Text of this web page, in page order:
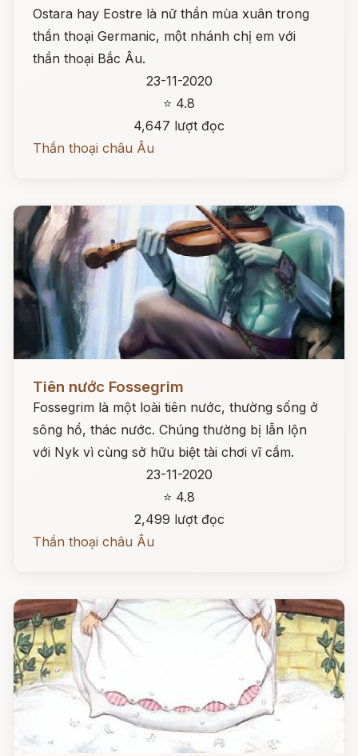
Ostara hay Eostre là nữ thần mùa xuân trong
thần thoại Germanic, một nhánh chị em với
thần thoại Bắc Âu.
23-11-2020
⭐ 4.8
4,647 lượt đọc
Thần thoại châu Âu
Tiên nước Fossegrim
Fossegrim là một loài tiên nước, thường sống ở
sông hồ, thác nước. Chúng thường bị lẫn lộn
với Nyk vì cùng sở hữu biệt tài chơi vĩ cầm.
23-11-2020
⭐ 4.8
2,499 lượt đọc
Thần thoại châu Âu